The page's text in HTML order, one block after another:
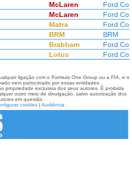
McLaren
Ford
McLaren
Ford
Matra
Ford
BRM
BRM
Brabham
Ford
Lotus Ford
ligação com o Formula One Group ou a FIA, e o
nem patrocinado por essas entidades.
propriedade exclusiva dos seus autores. É proibida
outro meio de divulgação, salvo autorização dos
em questão.
cookies| Audiência